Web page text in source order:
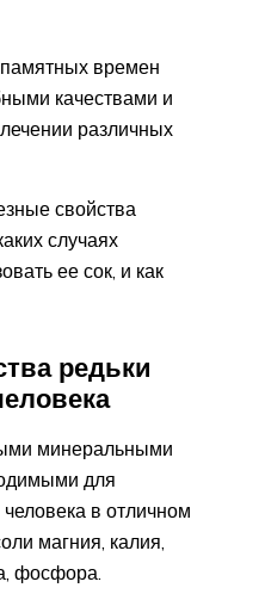
времен
качествами и
различных
свойства
случаях
ее сок, и как
редьки
минеральными
для
в отличном
магния, калия,
фосфора.